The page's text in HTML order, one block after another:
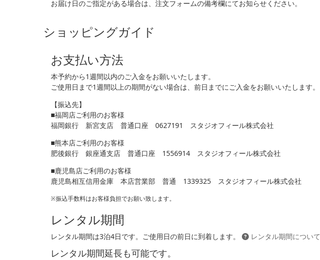
お届け日のご指定がある場合は、注文フォームの備考欄にてお知らせください。
ショッピングガイド
お支払い方法
本予約から1週間以内のご入金をお願いいたします。
ご使用日まで1週間以上の期間がない場合は、前日までにご入金をお願いいたします。
【振込先】
■福岡店ご利用のお客様
福岡銀行 新宮支店 普通口座 0627191 スタジオフィール株式会社
■熊本店ご利用のお客様
肥後銀行 銀座通支店 普通口座 1556914 スタジオフィール株式会社
■鹿児島店ご利用のお客様
鹿児島相互信用金庫 本店営業部 普通 1339325 スタジオフィール株式会社
※振込手数料はお客様負担でお願い致します。
レンタル期間
レンタル期間は3泊4日です。ご使用日の前日に到着します。 レンタル期間について
レンタル期間延長も可能です。